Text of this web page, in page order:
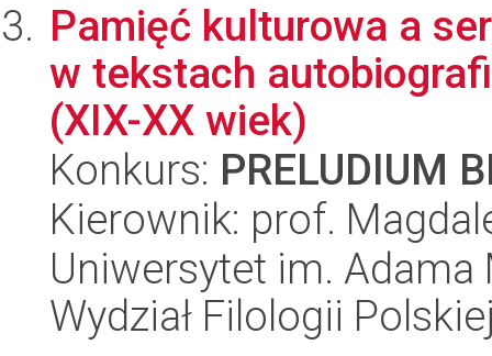
Pamięć kulturowa a
w tekstach
(XIX-XX wiek)
Konkurs: PRELUDIUM
Kierownik: prof.
Uniwersytet im.
Wydział Filologii